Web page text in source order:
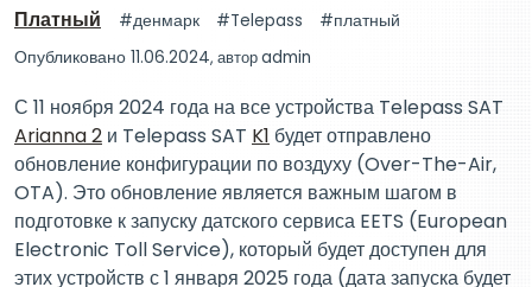
Платный денмарк Telepass
платный
Опубликовано 11.06.2024, авторadmin
С 11 ноября 2024 года на все устройства Telepass SAT
Arianna 2 и Telepass SAT K1 будет отправлено
обновление конфигурации по воздуху (Over-The-Air,
OTA). Это обновление является важным шагом в
подготовке к запуску датского сервиса EETS (European
Electronic Toll Service), который будет доступен для
этих устройств с 1 января 2025 года (дата запуска будет